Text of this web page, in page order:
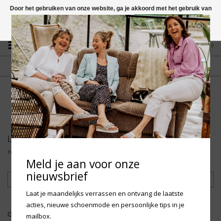
Vragen? App naar +31 58 250 1503
0
GRATIS VERZENDING NL
Vanaf € 75,-
FYSIEKE WINKEL
in Mantgum (frl)
fdad
LCN
Home
Filteren
Geen producten gevonden!...
Door het gebruiken van onze website, ga je akkoord met het gebruik van
cookies om onze website te verbeteren.
Dit bericht verbergen
Meer over cookies »
Meld je aan voor onze
nieuwsbrief
Laat je maandelijks verrassen en ontvang de laatste
acties, nieuwe schoenmode en persoonlijke tips in je
mailbox.